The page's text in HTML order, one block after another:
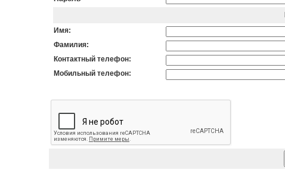
Имя:
Фамилия:
Контактный телефон:
Мобильный телефон: